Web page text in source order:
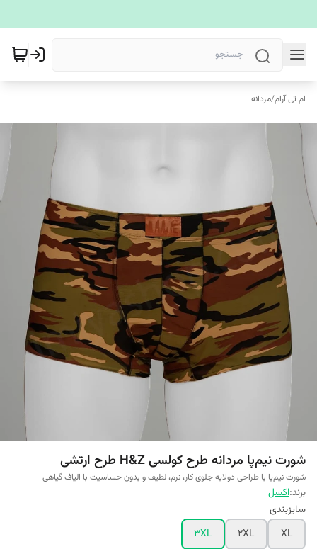
ام تی آرام/مردانه
شورت نیم‌پا مردانه طرح کولسی H&Z طرح ارتشی
شورت نیم‌پا با طراحی دو‌لایه جلوی کار، نرم، لطیف و بدون حساسیت با الیاف گیاهی
برند:اکسل
سایزبندی
XL
2XL
3XL